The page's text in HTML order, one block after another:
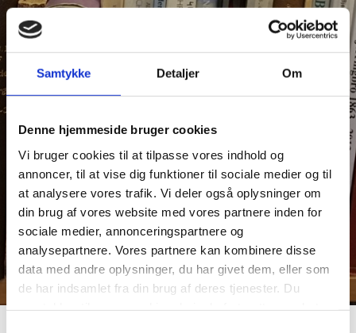
Samtykke Detaljer Om
Denne hjemmeside bruger cookies
Vi bruger cookies til at tilpasse vores indhold og
annoncer, til at vise dig funktioner til sociale medier og til
at analysere vores trafik. Vi deler også oplysninger om
din brug af vores website med vores partnere inden for
sociale medier, annonceringspartnere og
analysepartnere. Vores partnere kan kombinere disse
data med andre oplysninger, du har givet dem, eller som
de har indsamlet fra din brug af deres tjenester. Du